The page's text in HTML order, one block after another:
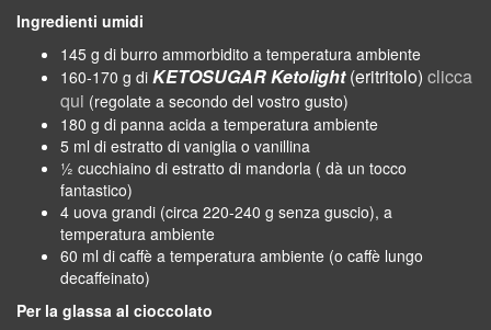
Ingredienti umidi
145 g di burro ammorbidito a temperatura ambiente
160-170 g di KETOSUGAR Ketolight(eritritolo) clicca
qui (regolate a secondo del vostro gusto)
180 g di panna acida a temperatura ambiente
5 ml di estratto di vaniglia o vanillina
½ cucchiaino di estratto di mandorla ( dà un tocco
fantastico)
4 uova grandi (circa 220-240 g senza guscio), a
temperatura ambiente
60 ml di caffè a temperatura ambiente (o caffè lungo
decaffeinato)
Per la glassa al cioccolato